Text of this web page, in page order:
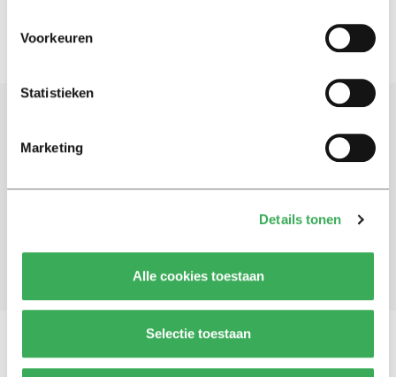
Voorkeuren
Statistieken
Marketing
Details tonen
Alle cookies toestaan
Selectie toestaan
Schrijf je in voor onze nieuwsbrief
Univers.
Aanmelden